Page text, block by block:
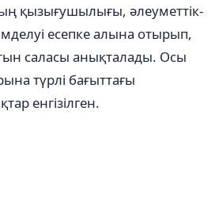
қызығушылығы, әлеуметтік-
есепке алына отырып,
саласы анықталады. Осы
түрлі бағыттағы
енгізілген.